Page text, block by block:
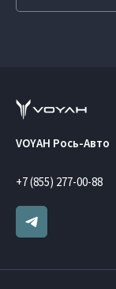
VOYAH Рось-Авто
+7 (855) 277-00-88